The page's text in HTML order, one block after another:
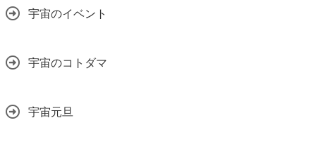
宇宙のイベント
宇宙のコトダマ
宇宙元旦